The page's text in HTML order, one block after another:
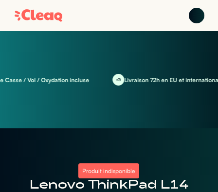
/ Vol / Oxydation incluse Livraison 72h en EU et international
Produit indisponible
Lenovo ThinkPad L14